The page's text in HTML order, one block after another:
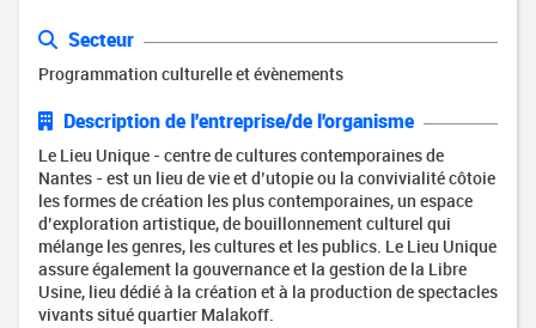
Secteur
Programmation culturelle et évènements
Description de l'entreprise/de l'organisme
Le Lieu Unique - centre de cultures contemporaines de
Nantes - est un lieu de vie et d’utopie ou la convivialité côtoie
les formes de création les plus contemporaines, un espace
d’exploration artistique, de bouillonnement culturel qui
mélange les genres, les cultures et les publics. Le Lieu Unique
assure également la gouvernance et la gestion de la Libre
Usine, lieu dédié à la création et à la production de spectacles
vivants situé quartier Malakoff.